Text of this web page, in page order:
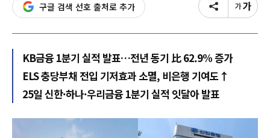
구글 검색 선호 출처로 추가
KB금융 1분기 실적 발표…전년 동기 比 62.9% 증가
ELS 충당부채 전입 기저효과 소멸, 비은행 기여도↑
25일 신한·하나·우리금융 1분기 실적 잇달아 발표